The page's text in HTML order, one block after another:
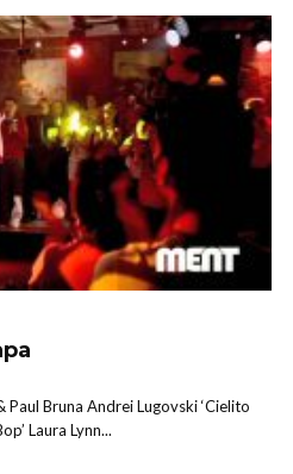
Bruna Andrei Lugovski ‘Cielito
Laura Lynn...